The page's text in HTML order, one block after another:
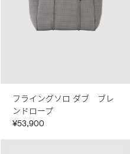
フライングソロ ダブ ブレ
ンドロープ
¥53,900